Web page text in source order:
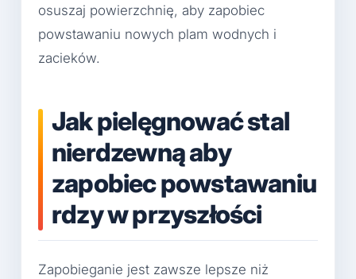
osuszaj powierzchnię, aby zapobiec
powstawaniu nowych plam wodnych i
zacieków.
Jak pielęgnować stal
nierdzewną aby
zapobiec powstawaniu
rdzy w przyszłości
Zapobieganie jest zawsze lepsze niż